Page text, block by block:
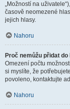
„Možností na
časově neomezené
jejich hlasy.
Nahoru
Proč nemůžu přidat
Omezení počtu
si myslíte, že
povoleno, kontaktujte
Nahoru